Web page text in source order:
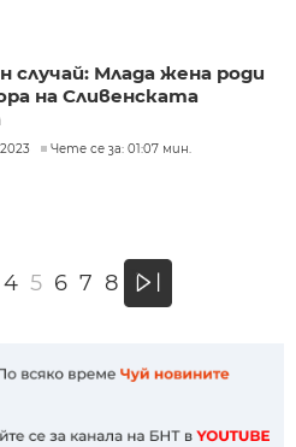
случай: Млада жена роди
на Сливенската
Чете се за: 01:07 мин.
4 5 6 7 8 »